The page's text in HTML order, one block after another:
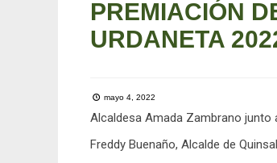
PREMIACIÓN
URDANETA
mayo 4, 2022
Alcaldesa Amada Zambrano junto
Freddy Buenaño, Alcalde de